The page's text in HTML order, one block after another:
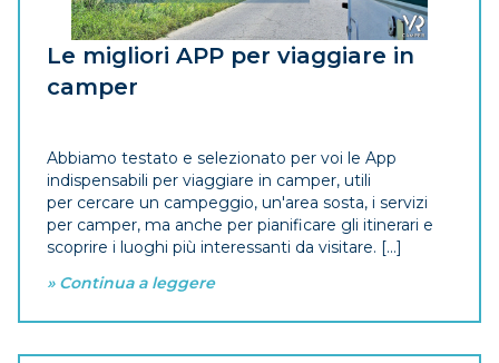
Le migliori APP per viaggiare in
camper
Abbiamo testato e selezionato per voi le App
indispensabili per viaggiare in camper, utili
per cercare un campeggio, un'area sosta, i servizi
per camper, ma anche per pianificare gli itinerari e
scoprire i luoghi più interessanti da visitare. [...]
» Continua a leggere